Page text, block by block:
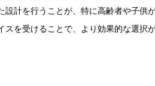
計を行うことが、特に高齢者や子供
を受けることで、より効果的な選択